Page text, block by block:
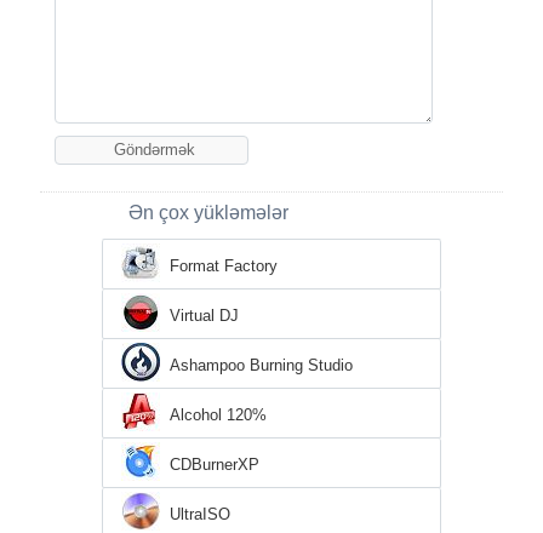
Ən çox yükləmələr
Format Factory
Virtual DJ
Ashampoo Burning Studio
Alcohol 120%
CDBurnerXP
UltraISO